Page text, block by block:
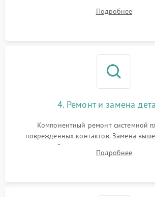
тестирование приводных моторов
всасывания. Оценка состояния
Подробнее
4. Ремонт и замена
Компонентный ремонт системной
поврежденных контактов. Замена
двигателей, изношенного
лидара или помпы подачи воды.
Подробнее